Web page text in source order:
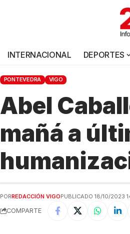
INTERNACIONAL DEPORTES
PONTEVEDRA VIGO
Abel
mañá a
PORREDACCIÓN VIGOPUBLICADO 18/10/2023
COMPARTE